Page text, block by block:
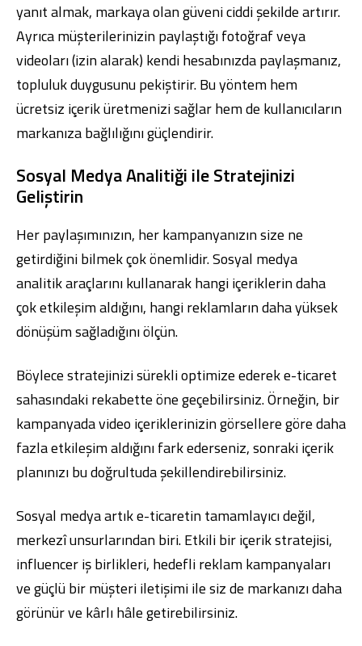
yanıt almak, markaya olan güveni ciddi şekilde artırır.
Ayrıca müşterilerinizin paylaştığı fotoğraf veya
videoları (izin alarak) kendi hesabınızda paylaşmanız,
topluluk duygusunu pekiştirir. Bu yöntem hem
ücretsiz içerik üretmenizi sağlar hem de kullanıcıların
markanıza bağlılığını güçlendirir.
Sosyal Medya Analitiği ile Stratejinizi
Geliştirin
Her paylaşımınızın, her kampanyanızın size ne
getirdiğini bilmek çok önemlidir. Sosyal medya
analitik araçlarını kullanarak hangi içeriklerin daha
çok etkileşim aldığını, hangi reklamların daha yüksek
dönüşüm sağladığını ölçün.
Böylece stratejinizi sürekli optimize ederek e-ticaret
sahasındaki rekabette öne geçebilirsiniz. Örneğin, bir
kampanyada video içeriklerinizin görsellere göre daha
fazla etkileşim aldığını fark ederseniz, sonraki içerik
planınızı bu doğrultuda şekillendirebilirsiniz.
Sosyal medya artık e-ticaretin tamamlayıcı değil,
merkezî unsurlarından biri. Etkili bir içerik stratejisi,
influencer iş birlikleri, hedefli reklam kampanyaları
ve güçlü bir müşteri iletişimi ile siz de markanızı daha
görünür ve kârlı hâle getirebilirsiniz.